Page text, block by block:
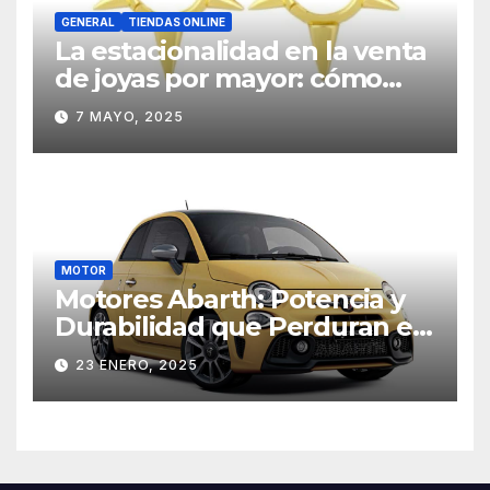
GENERAL TIENDAS ONLINE
La estacionalidad en la venta
de joyas por mayor: cómo
planificar estratégicamente
7 MAYO, 2025
MOTOR
Motores Abarth: Potencia y
Durabilidad que Perduran en
el Tiempo
23 ENERO, 2025